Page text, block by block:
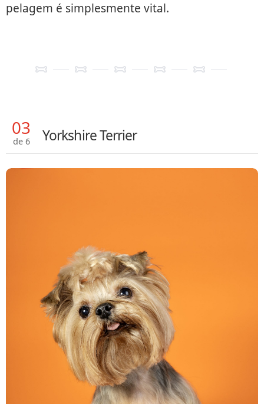
pelagem é simplesmente vital.
03
de 6 Yorkshire Terrier